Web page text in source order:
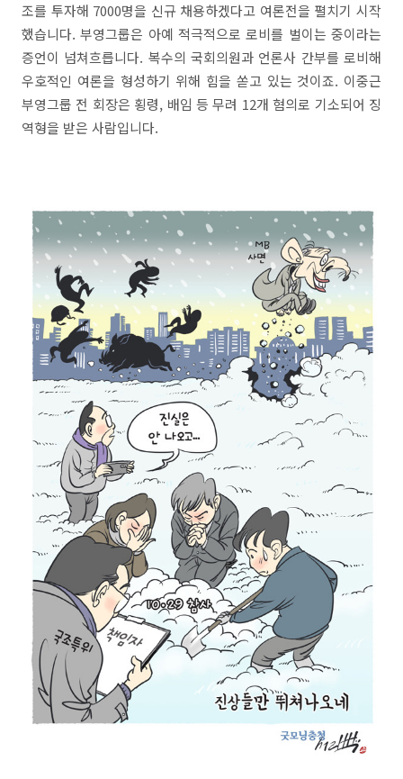
조를 투자해 7000명을 신규 채용하겠다고 여론전을 펼치기 시작
했습니다. 부영그룹은 아예 적극적으로 로비를 벌이는 중이라는
증언이 넘쳐흐릅니다. 복수의 국회의원과 언론사 간부를 로비해
우호적인 여론을 형성하기 위해 힘을 쏟고 있는 것이죠. 이중근
부영그룹 전 회장은 횡령, 배임 등 무려 12개 혐의로 기소되어 징
역형을 받은 사람입니다.